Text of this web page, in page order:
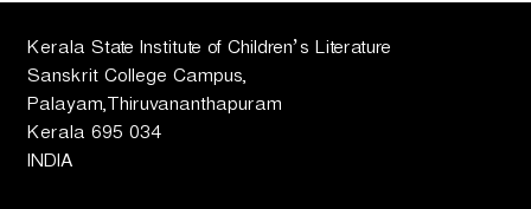
Kerala State Institute of Children’s Literature
Sanskrit College Campus,
Palayam,Thiruvananthapuram
Kerala 695 034
INDIA